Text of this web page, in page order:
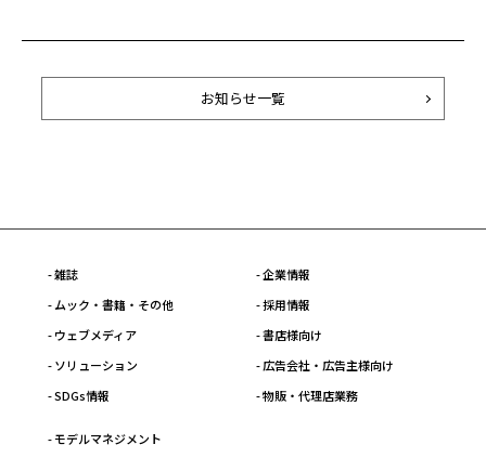
お知らせ一覧
- 雑誌
- ムック・書籍・その他
- ウェブメディア
- ソリューション
- SDGs情報
- 企業情報
- 採用情報
- 書店様向け
- 広告会社・広告主様向け
- 物販・代理店業務
- モデルマネジメント